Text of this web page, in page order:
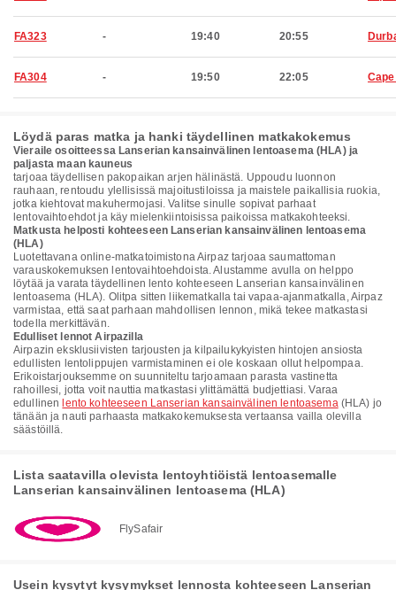
FA323 - 19:40 20:55
FA304 - 19:50 22:05
Löydä paras matka ja hanki täydellinen matkakokemus
Vieraile osoitteessa Lanserian kansainvälinen lentoasema (HLA) ja
paljasta maan kauneus
tarjoaa täydellisen pakopaikan arjen hälinästä. Uppoudu luonnon
rauhaan, rentoudu ylellisissä majoitustiloissa ja maistele paikallisia ruokia,
jotka kiehtovat makuhermojasi. Valitse sinulle sopivat parhaat
lentovaihtoehdot ja käy mielenkiintoisissa paikoissa matkakohteeksi.
Matkusta helposti kohteeseen Lanserian kansainvälinen lentoasema
(HLA)
Luotettavana online-matkatoimistona Airpaz tarjoaa saumattoman
varauskokemuksen lentovaihtoehdoista. Alustamme avulla on helppo
löytää ja varata täydellinen lento kohteeseen Lanserian kansainvälinen
lentoasema (HLA). Olitpa sitten liikematkalla tai vapaa-ajanmatkalla, Airpaz
varmistaa, että saat parhaan mahdollisen lennon, mikä tekee matkastasi
todella merkittävän.
Edulliset lennot Airpazilla
Airpazin eksklusiivisten tarjousten ja kilpailukykyisten hintojen ansiosta
edullisten lentolippujen varmistaminen ei ole koskaan ollut helpompaa.
Erikoistarjouksemme on suunniteltu tarjoamaan parasta vastinetta
rahoillesi, jotta voit nauttia matkastasi ylittämättä budjettiasi. Varaa
edullinen lento kohteeseen Lanserian kansainvälinen lentoasema(HLA) jo
tänään ja nauti parhaasta matkakokemuksesta vertaansa vailla olevilla
säästöillä.
Lista saatavilla olevista lentoyhtiöistä lentoasemalle
Lanserian kansainvälinen lentoasema (HLA)
FlySafair
Usein kysytyt kysymykset lennosta kohteeseen Lanserian